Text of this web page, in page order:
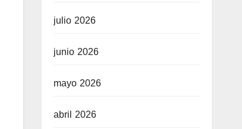
julio 2026
junio 2026
mayo 2026
abril 2026